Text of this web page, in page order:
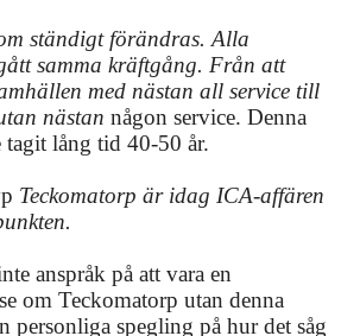
ständigt förändras. Alla
samma kräftgång. Från att
med nästan all service till
nästan någon service. Denna
lång tid 40-50 år.
Teckomatorp är idag ICA-affären
anspråk på att vara en
om Teckomatorp utan denna
personliga spegling på hur det såg